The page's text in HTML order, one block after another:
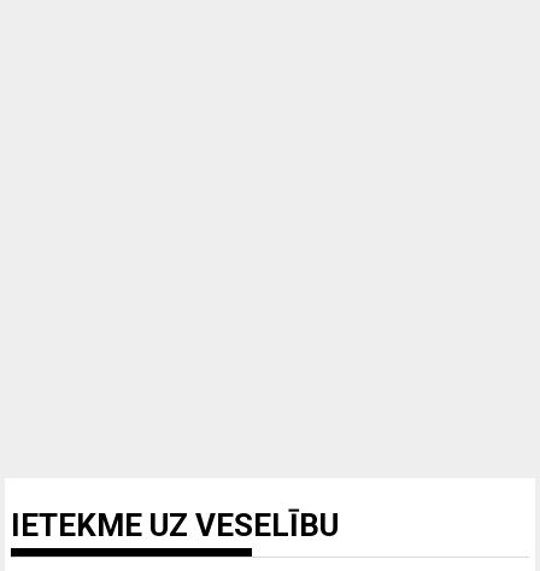
IETEKME UZ VESELĪBU